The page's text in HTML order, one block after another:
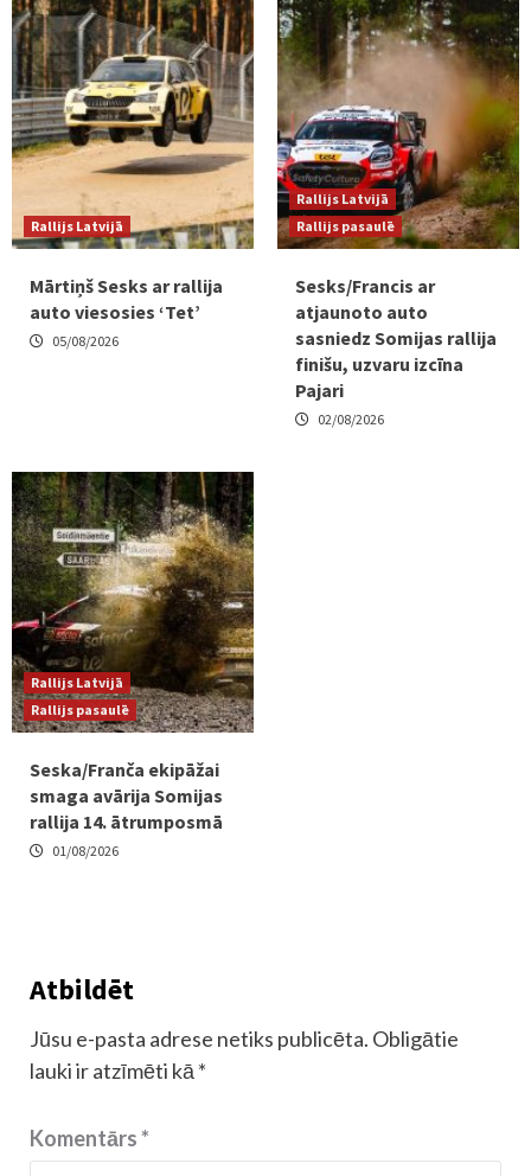
Rallijs Latvijā
Mārtiņš Sesks ar rallija
auto viesosies ‘Tet’
05/08/2026
Rallijs Latvijā
Rallijs pasaulē
Sesks/Francis ar
atjaunoto auto
sasniedz Somijas rallija
finišu, uzvaru izcīna
Pajari
02/08/2026
Rallijs Latvijā
Rallijs pasaulē
Seska/Franča ekipāžai
smaga avārija Somijas
rallija 14. ātrumposmā
01/08/2026
Atbildēt
Jūsu e-pasta adrese netiks publicēta. Obligātie
lauki ir atzīmēti kā *
Komentārs*